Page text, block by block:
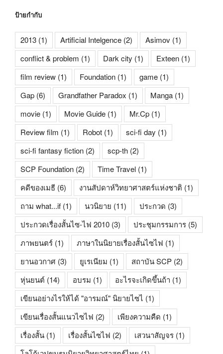
ป้ายกำกับ
2013 (1) Artificial Intelgence (2) Asimov (1)
conflict & problem (1) Dark city (1) Exteen (1)
film review (1) Foundation (1) game (1)
Gap (6) Grandfather Paradox (1) Manga (1)
movie (1) Movie Guide (1) Mr.Cp (1)
Review film (1) Robot (1) sci-fi day (1)
sci-fi fantasy fiction (2) scp-th (2)
SCP Foundation (2) Time Travel (1)
คดีของเมธี (6) งานสัปดาห์วิทยาศาสตร์แห่งชาติ (1)
ถาม what...if (1) นวนิยาย (11) ประกวด (3)
ประกวดเรื่องสั้นไซ-ไฟ 2010 (3) ประชุมกรรมการ (5)
ภาพยนตร์ (1) ภาษาในนิยายเรื่องสั้นไซไฟ (1)
ยานอวกาศ (3) ยูเรเนียม (1) สถาบัน SCP (2)
หุ่นยนต์ (14) อบรม (1) อะไรจะเกิดขึ้นถ้า (1)
เขียนอย่างไรให้ได้ "อารมณ์" นิยายไซไ (1)
เขียนเรื่องสั้นแนวไซไฟ (2) เพียงความคืด (1)
เรื่องสั้น (1) เรื่องสั้นไซไฟ (2) เสวนาสัญจร (1)